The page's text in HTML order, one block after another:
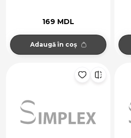
169 MDL
Adaugă în coș